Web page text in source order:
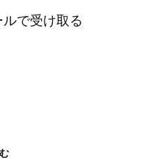
で受け取る